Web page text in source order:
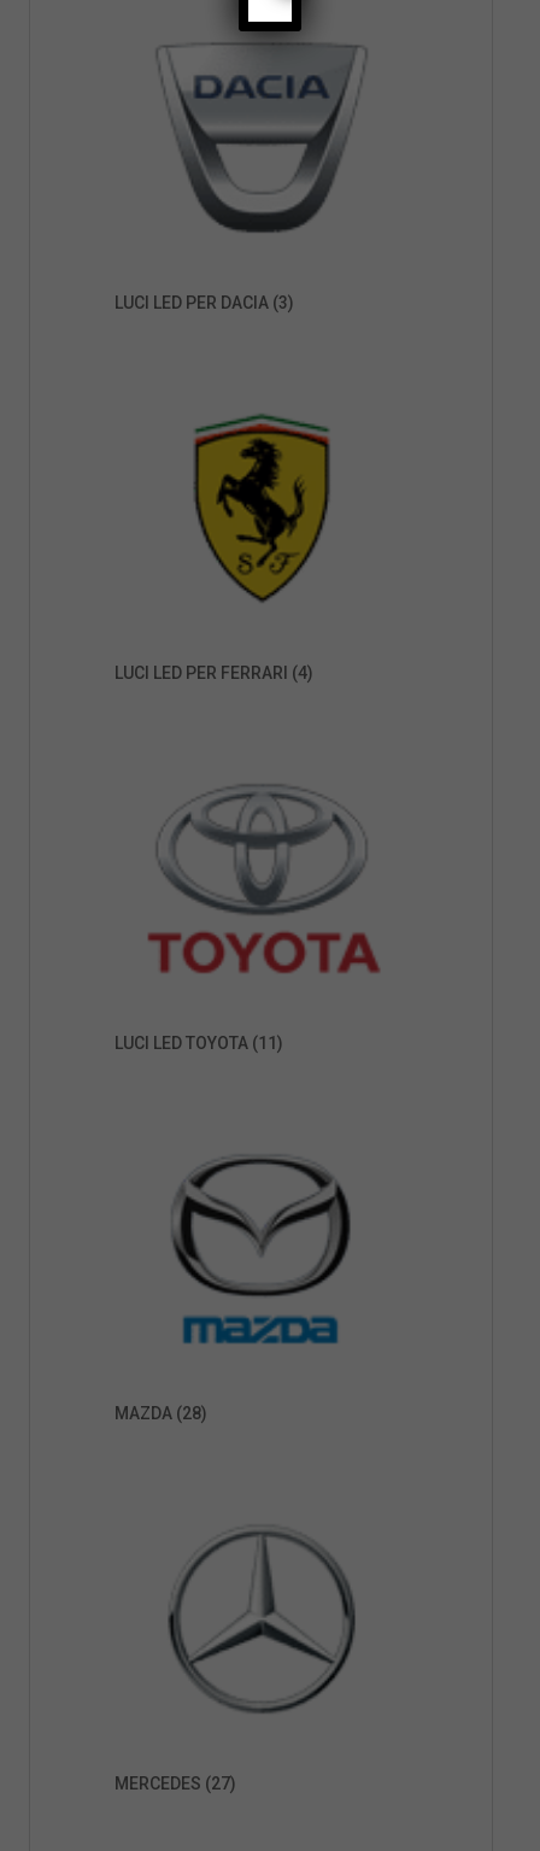
LUCI LED PER DACIA (3)
LUCI LED PER FERRARI (4)
LUCI LED TOYOTA (11)
MAZDA (28)
MERCEDES (27)